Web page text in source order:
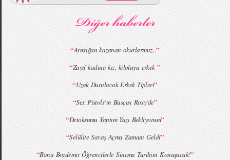
MBFWI - Giray Sepin 2015 Yaz Koleksiyonu MBFWI - Burçe Bekrek 2015 Yaz Koleksiyonu
“Armağan kazanan okurlarımız...”
“Zayıf kadına kız, kiloluya erkek”
“Uzak Durulacak Erkek Tipleri”
“Sex Pistols’ın Basçısı Roxy’de”
“Detoksumu Yaptım Yazı Bekliyorum”
“Selülite Savaş Açma Zamanı Geldi”
“Banu Bozdemir Öğrencilerle Sinema Tarihini Konuşacak!”